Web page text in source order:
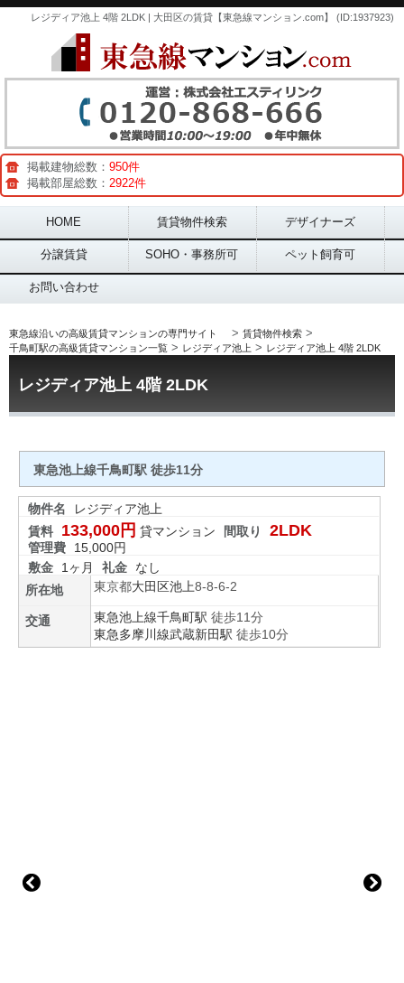
レジディア池上 4階 2LDK | 大田区の賃貸【東急線マンション.com】 (ID:1937923)
掲載建物総数： 950件
掲載部屋総数： 2922件
Main menu
HOME 賃貸物件検索 デザイナーズ
分譲賃貸 SOHO・事務所可 ペット飼育可
お問い合わせ
東急線沿いの高級賃貸マンションの専門サイト > 賃貸物件検索 >
千鳥町駅の高級賃貸マンション一覧 > レジディア池上 > レジディア池上 4階 2LDK
レジディア池上 4階 2LDK
東急池上線千鳥町駅 徒歩11分
物件名
レジディア池上
賃料
133,000円 貸マンション 間取り 2LDK
管理費
15,000円
敷金
1ヶ月 礼金
なし
所在地
東京都大田区池上8-8-6-2
交通 東急池上線千鳥町駅 徒歩11分
東急多摩川線武蔵新田駅 徒歩10分